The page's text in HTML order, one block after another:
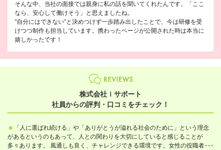
そんな中、当社の面接では親身に私の話を聞いてくれたんです。「ここ
なら、安心して働けそう」と思えましたね。
“自分にはできない”と決めつけず一歩踏み出したことで、今は研修を受
けつつ制作も担当しています。携わったページが公開された時は本当に
嬉しかったです！
株式会社ｉサポート
社員からの評判・口コミをチェック！
「人に選ばれ続ける」や「ありがとうが溢れる社会のために」という理念
があるというのもあって、人との関わりを大切にしていると感じることが
多々あります。 風通しも良く、チャレンジできる環境です。女性の役職者も